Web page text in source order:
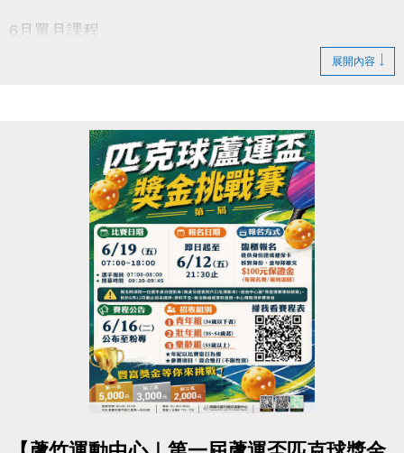
-官網 :
https://www.lzsports.com.tw/zh_TW/news/pageID/1/
6月單月課程
▶ 課程臨櫃報名，【NEW】課程可使用APP報名。
▶ 上課請穿著運動服裝，並攜帶毛巾、水。
▶ 有氧、瑜珈、飛輪需年滿15歲；懸吊、空瑜需年滿
▶ 若因人數不足無法開班，將於開課前通知，並請持
原信用卡、繳費憑證及發票至本中心辦理退費。
-洽詢專線：03-2639066 #112
-官網 :
https://www.lzsports.com.tw/zh_TW/news/pageID/1/
-FB : 桃園市蘆竹國民運動中心
-IG : @luzhusports
展開內容